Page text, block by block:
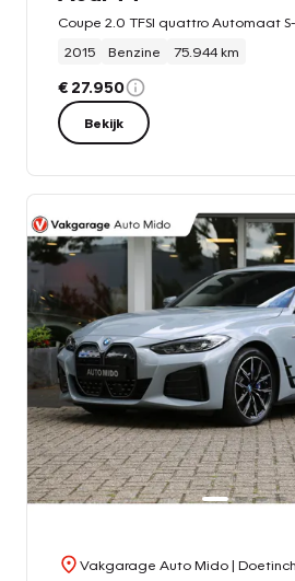
2015
Benzine 75.944 km
€ 27.950
Bekijk
Vakgarage Auto Mido|